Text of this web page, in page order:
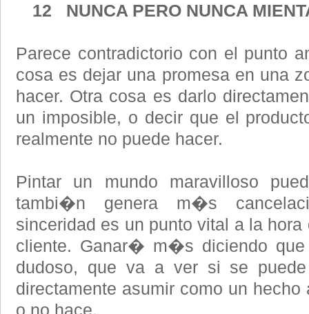
12 NUNCA PERO NUNCA
Parece contradictorio con el punto
cosa es dejar una promesa en una
hacer. Otra cosa es darlo
un imposible, o decir que el
realmente no puede hacer.
Pintar un mundo maravilloso
tambi�n genera m�s
sinceridad es un punto vital a la
cliente. Ganar� m�s diciendo
dudoso, que va a ver si se
directamente asumir como un
o no hace.